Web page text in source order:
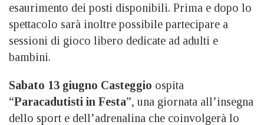
esaurimento dei posti disponibili. Prima e dopo lo
spettacolo sarà inoltre possibile partecipare a
sessioni di gioco libero dedicate ad adulti e
bambini.
Sabato 13 giugno Casteggio ospita
“Paracadutisti in Festa”, una giornata all’insegna
dello sport e dell’adrenalina che coinvolgerà lo